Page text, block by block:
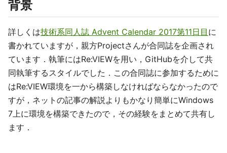
背景
詳しくは技術系同人誌 Advent Calendar 2017第11日目 に
書かれていますが，親方Projectさんが合同誌を企画され
ています．執筆にはRe:VIEWを用い，GitHubを介して共
同執筆するスタイルでした．この合同誌に参加するために
はRe:VIEW環境を一から構築しなければならなかったので
すが，ネットの記事の解説よりもかなり簡単にWindows
7上に環境を構築できたので，その経験をまとめて共有し
ます．